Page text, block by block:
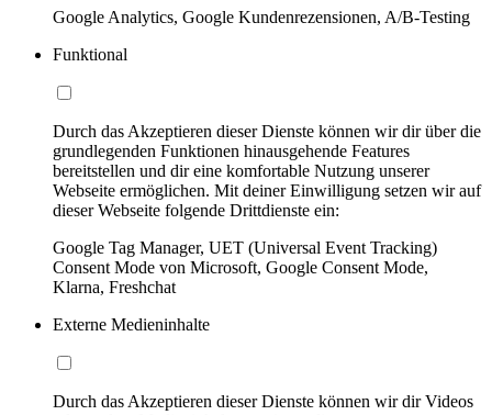
Google Analytics, Google Kundenrezensionen, A/B-Testing
Funktional
Durch das Akzeptieren dieser Dienste können wir dir über die
grundlegenden Funktionen hinausgehende Features
bereitstellen und dir eine komfortable Nutzung unserer
Webseite ermöglichen. Mit deiner Einwilligung setzen wir auf
dieser Webseite folgende Drittdienste ein:
Google Tag Manager, UET (Universal Event Tracking)
Consent Mode von Microsoft, Google Consent Mode,
Klarna, Freshchat
Externe Medieninhalte
Durch das Akzeptieren dieser Dienste können wir dir Videos